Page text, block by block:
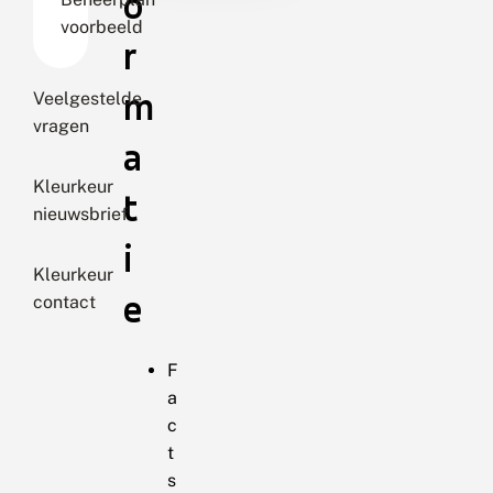
voorbeeld
Veelgestelde
vragen
Kleurkeur
nieuwsbrief
Kleurkeur
contact
r
m
a
t
i
e
F
a
c
t
s